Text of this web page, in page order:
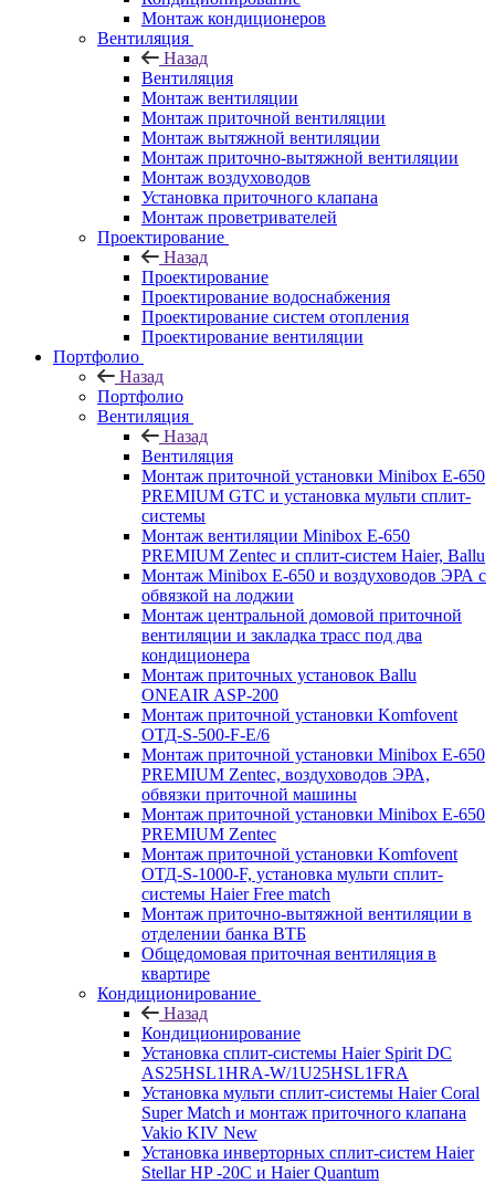
Монтаж кондиционеров
Вентиляция
Назад
Вентиляция
Монтаж вентиляции
Монтаж приточной вентиляции
Монтаж вытяжной вентиляции
Монтаж приточно-вытяжной вентиляции
Монтаж воздуховодов
Установка приточного клапана
Монтаж проветривателей
Проектирование
Назад
Проектирование
Проектирование водоснабжения
Проектирование систем отопления
Проектирование вентиляции
Портфолио
Назад
Портфолио
Вентиляция
Назад
Вентиляция
Монтаж приточной установки Minibox E-650
PREMIUM GTC и установка мульти сплит-
системы
Монтаж вентиляции Minibox E-650
PREMIUM Zentec и сплит-систем Haier, Ballu
Монтаж Minibox E-650 и воздуховодов ЭРА с
обвязкой на лоджии
Монтаж центральной домовой приточной
вентиляции и закладка трасс под два
кондиционера
Монтаж приточных установок Ballu
ONEAIR ASP-200
Монтаж приточной установки Komfovent
ОТД-S-500-F-E/6
Монтаж приточной установки Minibox E-650
PREMIUM Zentec, воздуховодов ЭРА,
обвязки приточной машины
Монтаж приточной установки Minibox E-650
PREMIUM Zentec
Монтаж приточной установки Komfovent
ОТД-S-1000-F, установка мульти сплит-
системы Haier Free match
Монтаж приточно-вытяжной вентиляции в
отделении банка ВТБ
Общедомовая приточная вентиляция в
квартире
Кондиционирование
Назад
Кондиционирование
Установка сплит-системы Haier Spirit DC
AS25HSL1HRA-W/1U25HSL1FRA
Установка мульти сплит-системы Haier Coral
Super Match и монтаж приточного клапана
Vakio KIV New
Установка инверторных сплит-систем Haier
Stellar HP -20С и Haier Quantum